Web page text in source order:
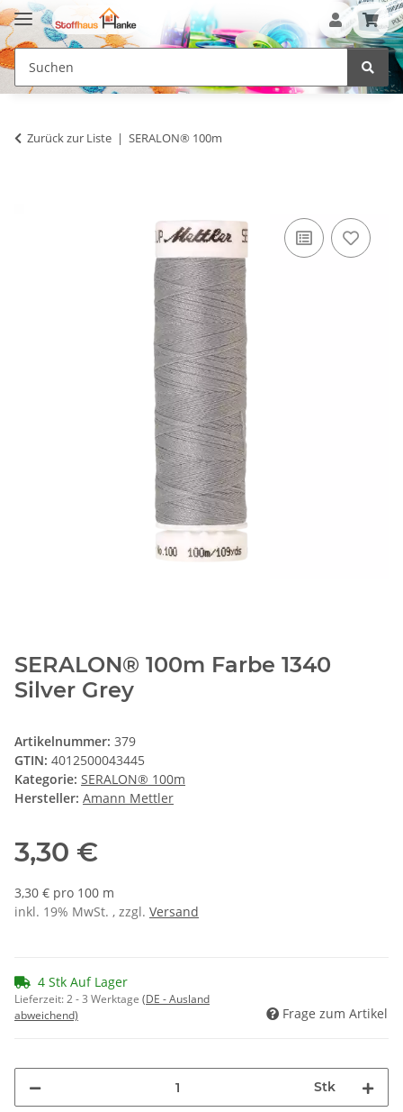
Zurück zur Liste SERALON® 100m
SERALON® 100m Farbe 1340
Silver Grey
Artikelnummer: 379
GTIN: 4012500043445
Kategorie: SERALON® 100m
Hersteller: Amann Mettler
3,30 €
3,30 € pro 100 m
inkl. 19% MwSt. , zzgl. Versand
4 Stk Auf Lager
Lieferzeit:2 - 3 Werktage (DE - Ausland
abweichend)
Frage zum Artikel
Stk